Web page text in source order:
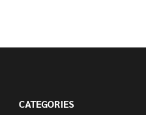
CATEGORIES